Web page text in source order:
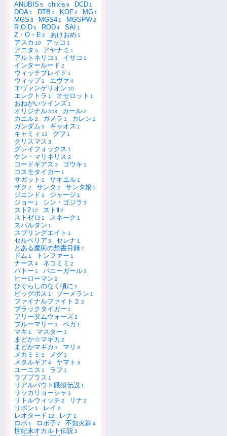
ANUBIS 5 chixis 6 DCD 1
DOA 1 DTB 1 KOF2 MG 1
MGS 8 MGS4 1 MGSPW2
R.O.D5 ROD4 SAI 1
Z・O・E2 あけおめ 1
アスカ 10 アッコ 1
アニタ 5 アヤナミ 1
アルトネリコ 1 イサコ 1
インタールード 2
ウィッチブレイド 1
ウィップ 1 エヴァ 4
エヴァンゲリオン 10
エレクトラ 1 オセロット 1
おねがいツインズ 1
オリジナル223 カール2
カエル2 ガメラ 1 カレン 1
ガンダム 5 ギャオス 1
キャミィ 12 グフ 1
クリスマス 3
グレイフォックス 1
ケン・マリネリス 2
コードギアス 3 ゴウキ 1
コスモタイガー 1
サガット 1 サキエル 1
ザク 2 サンタ 2 サンタ娘 5
ジエンド 1 ジャージ 1
ジョー 1 シン・ゴジラ 3
スト2 12 ストⅡ2
ストゼロ 1 スネーク 1
スパルタン 1
スプリングエイト 1
セルベリア 3 セレナ 1
とある魔術の禁書目録2
ドム 1 トンファー 1
ナース 4 ネコミミ 2
バトー 1 バニーガール3
ヒーローマン 2
ひぐらしのなく頃に 1
ビッグボス 1 ブーメラン 1
ファイナルファイト２ 2
ブラックタイガー 1
フリーダムウォーズ3
ブルーマリー 1 ベガ 1
マキ 1 マスター 1
まどか☆マギカ 2
まどかマギカ 1 マリ 3
メカミミ 1 メグ 1
メタルギア 4 ヤマト 3
ユーニス 1 ラフ 1
ラブプラス 1
リアルバウト餓狼伝説 1
リッカリョーシャ 1
リトルウィッチ 2 リナ 2
リボン 1 レイ 2
レオタード 12 レナ 1
ロボ 1 ロボ子7 不知火舞4
世紀末オカルト伝説3